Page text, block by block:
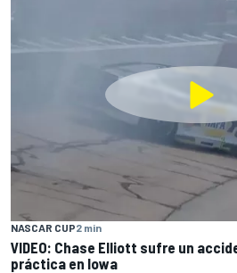
NASCAR CUP2 min
VIDEO: Chase Elliott sufre un
práctica en Iowa